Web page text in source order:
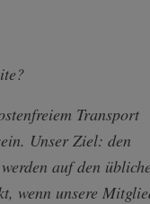
Transport
Unser Ziel: den
auf den
wenn unsere